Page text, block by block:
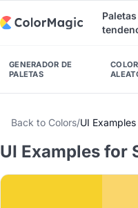
GENERADOR DE
PALETAS
Back to Colors/UI Examples
UI Examples for